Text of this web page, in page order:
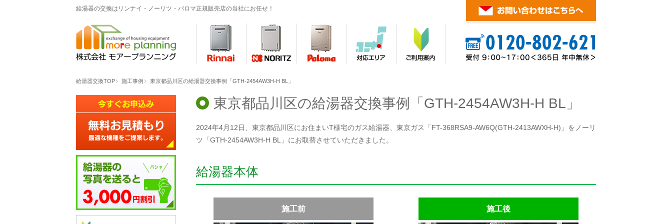
給湯器の交換はリンナイ・ノーリツ・パロマ正規販売店の当社にお任せ！
給湯器交換TOP 施工事例 東京都品川区の給湯器交換事例「GTH-2454AW3H-H BL」
東京都品川区の給湯器交換事例「GTH-2454AW3H-H BL」
2024年4月12日、東京都品川区にお住まいT様宅のガス給湯器、東京ガス「FT-368RSA9-AW6Q(GTH-2413AWXH-H)」をノーリ
ツ「GTH-2454AW3H-H BL」にお取替させていただきました。
給湯器本体
施工前 施工後